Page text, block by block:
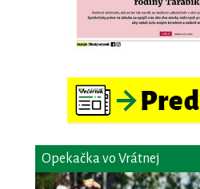
Opekačka vo Vrátnej